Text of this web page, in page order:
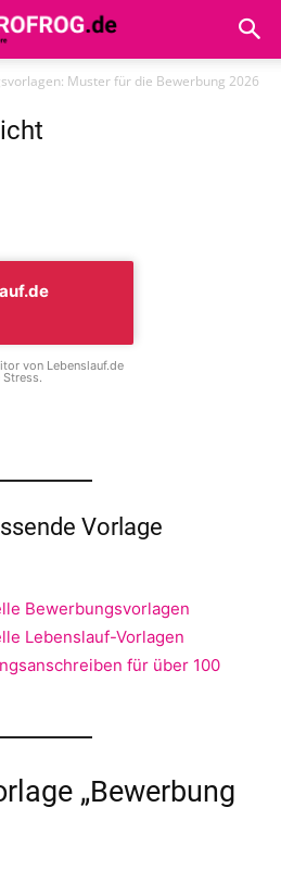
Muster für die Bewerbung 2026
von Lebenslauf.de
Vorlage
Bewerbungsvorlagen
Lebenslauf-Vorlagen
für über 100
„Bewerbung